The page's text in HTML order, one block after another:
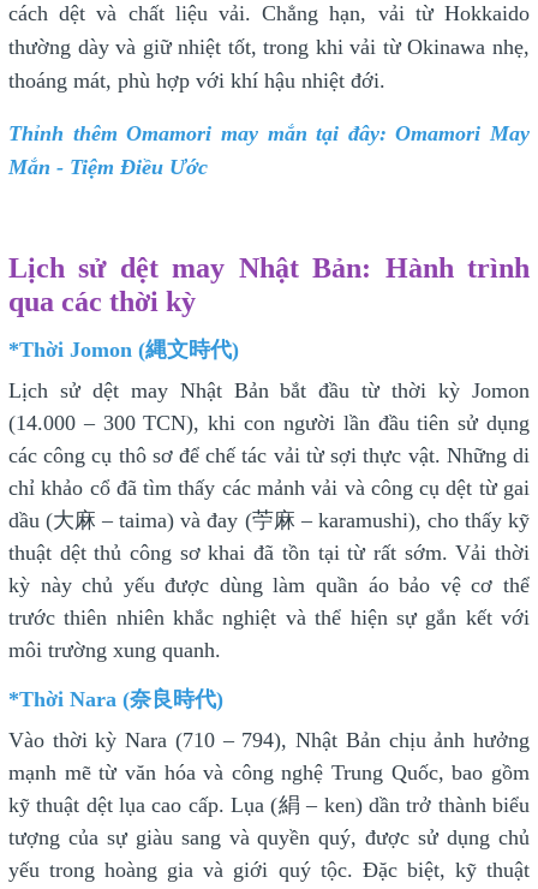
cách dệt và chất liệu vải. Chẳng hạn, vải từ Hokkaido
thường dày và giữ nhiệt tốt, trong khi vải từ Okinawa nhẹ,
thoáng mát, phù hợp với khí hậu nhiệt đới.
Thỉnh thêm Omamori may mắn tại đây: Omamori May
Mắn - Tiệm Điều Ước
Lịch sử dệt may Nhật Bản: Hành trình
qua các thời kỳ
*Thời Jomon (縄文時代)
Lịch sử dệt may Nhật Bản bắt đầu từ thời kỳ Jomon
(14.000 – 300 TCN), khi con người lần đầu tiên sử dụng
các công cụ thô sơ để chế tác vải từ sợi thực vật. Những di
chỉ khảo cổ đã tìm thấy các mảnh vải và công cụ dệt từ gai
dầu (大麻 – taima) và đay (苧麻 – karamushi), cho thấy kỹ
thuật dệt thủ công sơ khai đã tồn tại từ rất sớm. Vải thời
kỳ này chủ yếu được dùng làm quần áo bảo vệ cơ thể
trước thiên nhiên khắc nghiệt và thể hiện sự gắn kết với
môi trường xung quanh.
*Thời Nara (奈良時代)
Vào thời kỳ Nara (710 – 794), Nhật Bản chịu ảnh hưởng
mạnh mẽ từ văn hóa và công nghệ Trung Quốc, bao gồm
kỹ thuật dệt lụa cao cấp. Lụa (絹 – ken) dần trở thành biểu
tượng của sự giàu sang và quyền quý, được sử dụng chủ
yếu trong hoàng gia và giới quý tộc. Đặc biệt, kỹ thuật